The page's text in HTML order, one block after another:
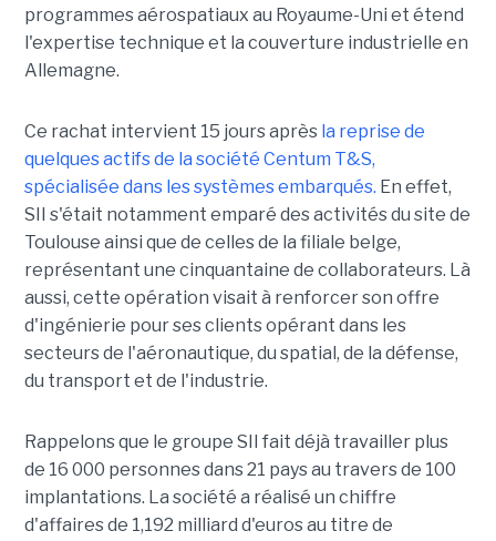
programmes aérospatiaux au Royaume-Uni et étend
l'expertise technique et la couverture industrielle en
Allemagne.
Ce rachat intervient 15 jours après la reprise de
quelques actifs de la société Centum T&S,
spécialisée dans les systèmes embarqués. En effet,
SII s'était notamment emparé des activités du site de
Toulouse ainsi que de celles de la filiale belge,
représentant une cinquantaine de collaborateurs. Là
aussi, cette opération visait à renforcer son offre
d'ingénierie pour ses clients opérant dans les
secteurs de l'aéronautique, du spatial, de la défense,
du transport et de l'industrie.
Rappelons que le groupe SII fait déjà travailler plus
de 16 000 personnes dans 21 pays au travers de 100
implantations. La société a réalisé un chiffre
d'affaires de 1,192 milliard d'euros au titre de